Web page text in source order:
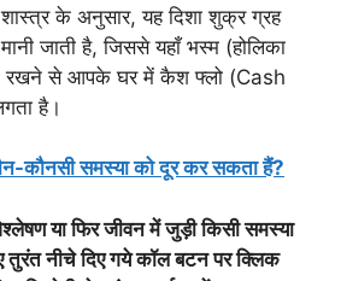
के अनुसार, यह दिशा शुक्र ग्रह
जाती है, जिससे यहाँ भस्म (होलिका
रखने से आपके घर में कैश फ्लो (Cash
है।
कौनसी समस्या को दूर कर सकता हैं?
या फिर जीवन में जुड़ी किसी समस्या
तुरंत नीचे दिए गये कॉल बटन पर क्लिक